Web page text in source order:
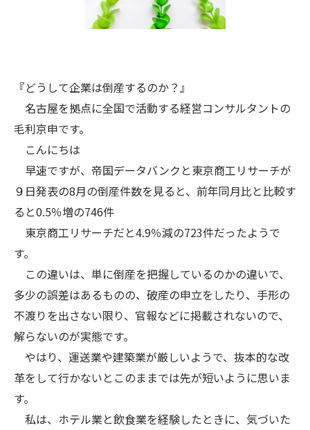
『どうして企業は倒産するのか？』
名古屋を拠点に全国で活動する経営コンサルタントの
毛利京申です。
こんにちは
早速ですが、帝国データバンクと東京商工リサーチが
９日発表の8月の倒産件数を見ると、前年同月比と比較す
ると0.5％増の746件
東京商工リサーチだと4.9％減の723件だったようで
す。
この違いは、単に倒産を把握しているのかの違いで、
多少の誤差はあるものの、破産の申立をしたり、手形の
不渡りを出さない限り、官報などに掲載されないので、
解らないのが実態です。
やはり、運送業や建築業が厳しいようで、抜本的な改
革をして行かないとこのままでは先が短いように思いま
す。
私は、ホテル業と飲食業を経験したときに、気づいた